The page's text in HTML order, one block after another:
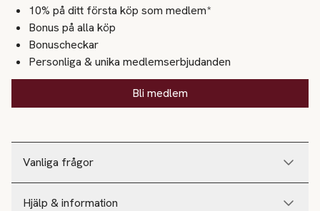
Vanliga frågor
Hjälp & information
10% på ditt första köp som medlem*
Bonus på alla köp
Bonuscheckar
Personliga & unika medlemserbjudanden
Bli medlem